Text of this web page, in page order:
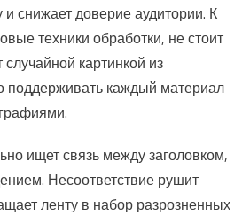
и снижает доверие аудитории. К
техники обработки, не стоит
картинкой из
поддерживать каждый материал
ищет связь между заголовком,
Несоответствие рушит
ленту в набор разрозненных